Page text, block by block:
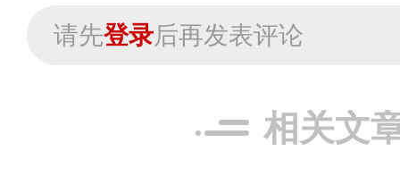
请先登录后再发表评论
相关文